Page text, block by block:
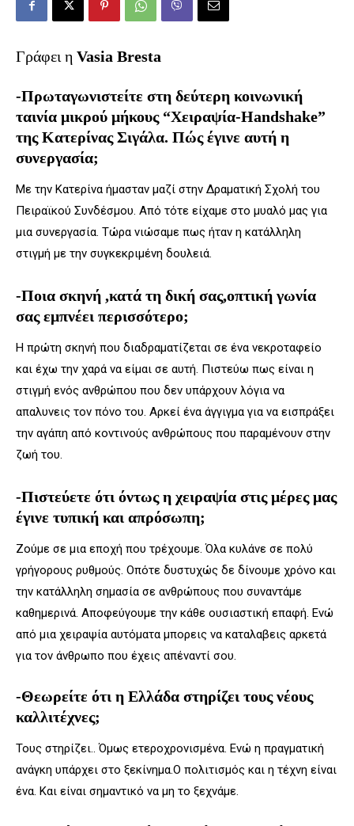
Γράφει η Vasia Bresta
-Πρωταγωνιστείτε στη δεύτερη κοινωνική
ταινία μικρού μήκους “Χειραψία-Handshake”
της Κατερίνας Σιγάλα. Πώς έγινε αυτή η
συνεργασία;
Με την Κατερίνα ήμασταν μαζί στην Δραματική Σχολή του
Πειραϊκού Συνδέσμου. Από τότε είχαμε στο μυαλό μας για
μια συνεργασία. Τώρα νιώσαμε πως ήταν η κατάλληλη
στιγμή με την συγκεκριμένη δουλειά.
-Ποια σκηνή ,κατά τη δική σας,οπτική γωνία
σας εμπνέει περισσότερο;
Η πρώτη σκηνή που διαδραματίζεται σε ένα νεκροταφείο
και έχω την χαρά να είμαι σε αυτή. Πιστεύω πως είναι η
στιγμή ενός ανθρώπου που δεν υπάρχουν λόγια να
απαλυνεις τον πόνο του. Αρκεί ένα άγγιγμα για να εισπράξει
την αγάπη από κοντινούς ανθρώπους που παραμένουν στην
ζωή του.
-Πιστεύετε ότι όντως η χειραψία στις μέρες μας
έγινε τυπική και απρόσωπη;
Ζούμε σε μια εποχή που τρέχουμε. Όλα κυλάνε σε πολύ
γρήγορους ρυθμούς. Οπότε δυστυχώς δε δίνουμε χρόνο και
την κατάλληλη σημασία σε ανθρώπους που συναντάμε
καθημερινά. Αποφεύγουμε την κάθε ουσιαστική επαφή. Ενώ
από μια χειραψία αυτόματα μπορεις να καταλαβεις αρκετά
για τον άνθρωπο που έχεις απέναντί σου.
-Θεωρείτε ότι η Ελλάδα στηρίζει τους νέους
καλλιτέχνες;
Τους στηρίζει.. Όμως ετεροχρονισμένα. Ενώ η πραγματική
ανάγκη υπάρχει στο ξεκίνημα.Ο πολιτισμός και η τέχνη είναι
ένα. Και είναι σημαντικό να μη το ξεχνάμε.